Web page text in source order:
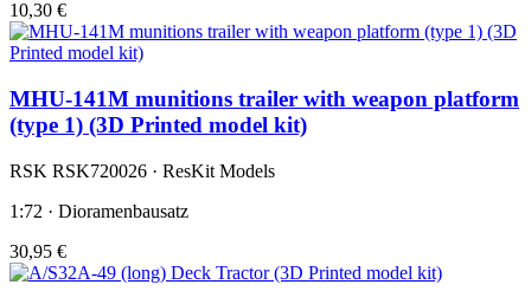
10,30 €
MHU-141M munitions trailer with weapon platform
(type 1) (3D Printed model kit)
RSK RSK720026 · ResKit Models
1:72 · Dioramenbausatz
30,95 €